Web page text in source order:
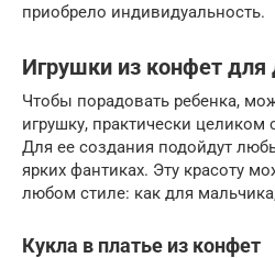
приобрело индивидуальность.
Игрушки из конфет для
Чтобы порадовать ребенка,
игрушку, практически
Для ее создания подойдут
ярких фантиках. Эту красоту
любом стиле: как для
Кукла в платье из конфет